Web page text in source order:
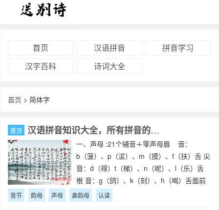
首页 汉语拼音
拼音学习
汉字百科
诗词大全
首页 > 简体字
置顶 汉语拼音知识大全，所有拼音的知识点
一、声母 :21个辅音＋零声母唇 音：
b（菠）、p（沷）、m（摸）、f（扶）舌 尖
音：d（得）t（梯）、n（呢）、l（乐）舌
根 音：g（鸽）、k（刻）、h（喝）舌面前
音：j（鸡）、q（旗）、x(嘻）舌尖后音：
zh（蜘）、ch（吃）、sh（狮
音节 韵母 声母 鼻韵母 认读